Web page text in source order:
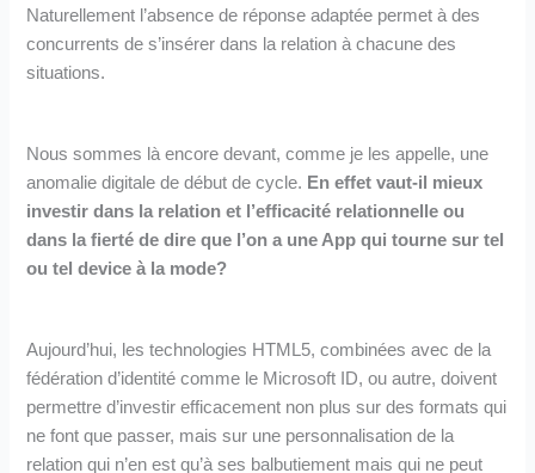
Naturellement l’absence de réponse adaptée permet à des
concurrents de s’insérer dans la relation à chacune des
situations.
Nous sommes là encore devant, comme je les appelle, une
anomalie digitale de début de cycle. En effet vaut-il mieux
investir dans la relation et l’efficacité relationnelle ou
dans la fierté de dire que l’on a une App qui tourne sur tel
ou tel device à la mode?
Aujourd’hui, les technologies HTML5, combinées avec de la
fédération d’identité comme le Microsoft ID, ou autre, doivent
permettre d’investir efficacement non plus sur des formats qui
ne font que passer, mais sur une personnalisation de la
relation qui n’en est qu’à ses balbutiement mais qui ne peut